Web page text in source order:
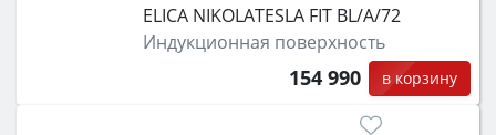
ELICA NIKOLATESLA FIT BL/A/72
Индукционная поверхность
154 990 в корзину